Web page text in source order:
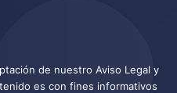
de nuestro Aviso Legal y
es con fines informativos